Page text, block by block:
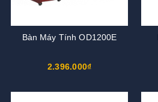
Bàn Máy Tính OD1200E
2.396.000₫